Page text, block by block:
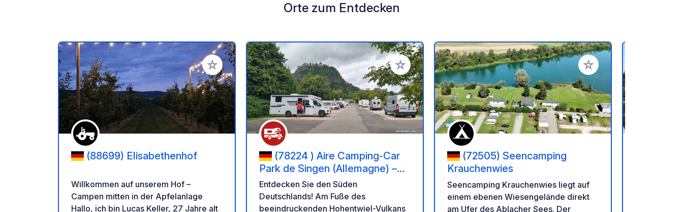
Orte zum Entdecken
Zu Ihren Favoriten hinzufügen
(88699) Elisabethenhof
Willkommen auf unserem Hof –
Campen mitten in der Apfelanlage
Hallo, ich bin Lucas Keller, 27 Jahre alt
Zu Ihren Favoriten hinzufügen
(78224 ) Aire Camping-Car
Park de Singen (Allemagne) –
Forteresse de Hohentwiel et
Lac de Constance
Entdecken Sie den Süden
Deutschlands! Am Fuße des
beeindruckenden Hohentwiel-Vulkans
Zu Ihren Favoriten
(72505) Seencamping
Krauchenwies
Seencamping Krauchenwies liegt auf
einem ebenen Wiesengelände direkt
am Ufer des Ablacher Sees. Der